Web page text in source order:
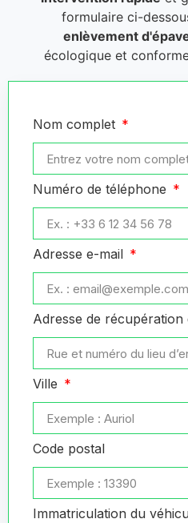
formulaire ci-
enlèvement
écologique et
Nom complet
Numéro de téléphone
Adresse e-mail
Adresse de récupération
Ville
Code postal
Immatriculation du